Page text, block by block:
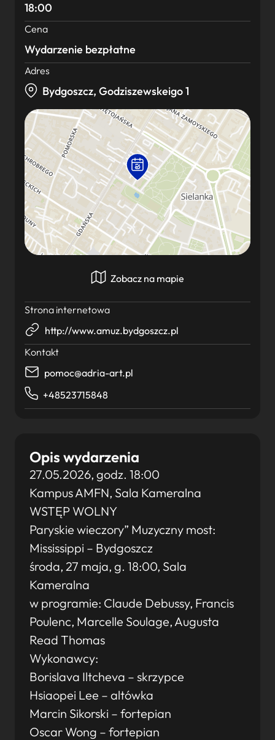
Opis wydarzenia
27.05.2026, godz. 18:00
Kampus AMFN, Sala Kameralna
WSTĘP WOLNY
Paryskie wieczory” Muzyczny most:
Mississippi – Bydgoszcz
środa, 27 maja, g. 18:00, Sala
Kameralna
w programie: Claude Debussy, Francis
Poulenc, Marcelle Soulage, Augusta
Read Thomas
Wykonawcy:
Borislava Iltcheva – skrzypce
Hsiaopei Lee – altówka
Marcin Sikorski – fortepian
Oscar Wong – fortepian
18:00
Cena
Wydarzenie bezpłatne
Adres
Bydgoszcz, Godziszewskeigo 1
Zobacz na mapie
Strona internetowa
http://www.amuz.bydgoszcz.pl
Kontakt
pomoc@adria-art.pl
+48523715848